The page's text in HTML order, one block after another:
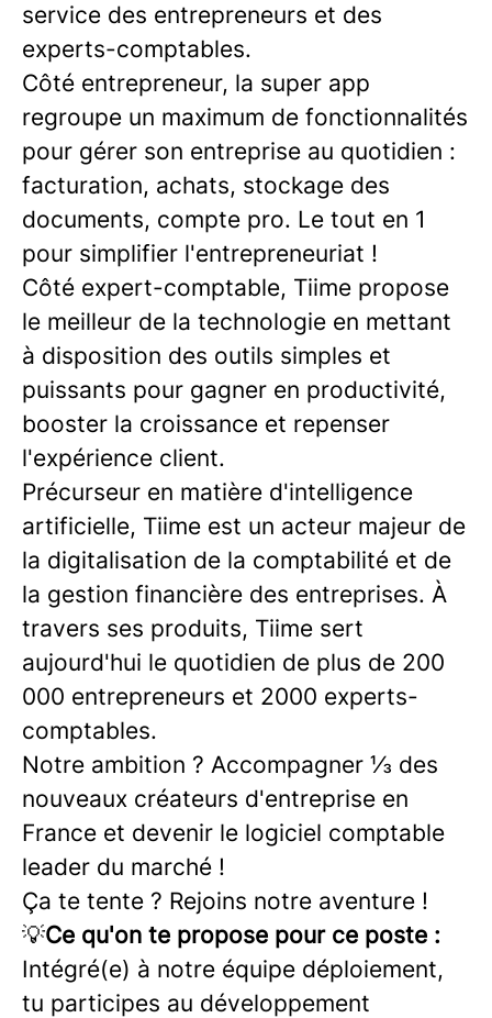
service des entrepreneurs et des
experts-comptables.
Côté entrepreneur, la super app
regroupe un maximum de fonctionnalités
pour gérer son entreprise au quotidien :
facturation, achats, stockage des
documents, compte pro. Le tout en 1
pour simplifier l'entrepreneuriat !
Côté expert-comptable, Tiime propose
le meilleur de la technologie en mettant
à disposition des outils simples et
puissants pour gagner en productivité,
booster la croissance et repenser
l'expérience client.
Précurseur en matière d'intelligence
artificielle, Tiime est un acteur majeur de
la digitalisation de la comptabilité et de
la gestion financière des entreprises. À
travers ses produits, Tiime sert
aujourd'hui le quotidien de plus de 200
000 entrepreneurs et 2000 experts-
comptables.
Notre ambition ? Accompagner ⅓ des
nouveaux créateurs d'entreprise en
France et devenir le logiciel comptable
leader du marché !
Ça te tente ? Rejoins notre aventure !
💡Ce qu'on te propose pour ce poste :
Intégré(e) à notre équipe déploiement,
tu participes au développement